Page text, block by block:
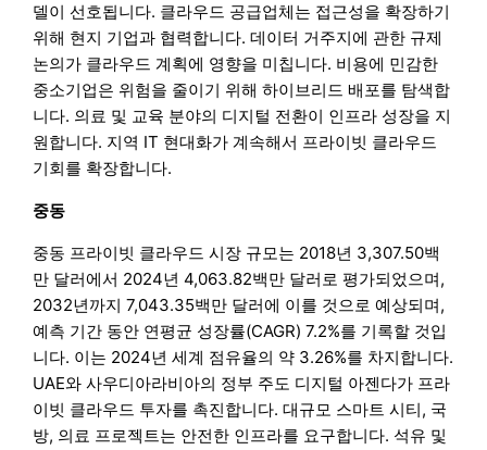
델이 선호됩니다. 클라우드 공급업체는 접근성을 확장하기
위해 현지 기업과 협력합니다. 데이터 거주지에 관한 규제
논의가 클라우드 계획에 영향을 미칩니다. 비용에 민감한
중소기업은 위험을 줄이기 위해 하이브리드 배포를 탐색합
니다. 의료 및 교육 분야의 디지털 전환이 인프라 성장을 지
원합니다. 지역 IT 현대화가 계속해서 프라이빗 클라우드
기회를 확장합니다.
중동
중동 프라이빗 클라우드 시장 규모는 2018년 3,307.50백
만 달러에서 2024년 4,063.82백만 달러로 평가되었으며,
2032년까지 7,043.35백만 달러에 이를 것으로 예상되며,
예측 기간 동안 연평균 성장률(CAGR) 7.2%를 기록할 것입
니다. 이는 2024년 세계 점유율의 약 3.26%를 차지합니다.
UAE와 사우디아라비아의 정부 주도 디지털 아젠다가 프라
이빗 클라우드 투자를 촉진합니다. 대규모 스마트 시티, 국
방, 의료 프로젝트는 안전한 인프라를 요구합니다. 석유 및